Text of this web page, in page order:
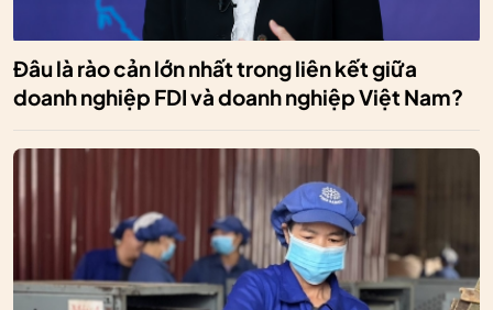
Đâu là rào cản lớn nhất trong liên kết giữa
doanh nghiệp FDI và doanh nghiệp Việt Nam?